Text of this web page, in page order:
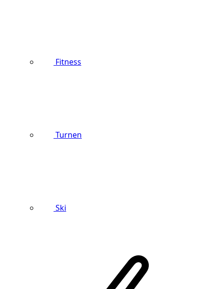
Fitness
Turnen
Ski